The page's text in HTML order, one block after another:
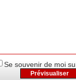
Se souvenir de moi